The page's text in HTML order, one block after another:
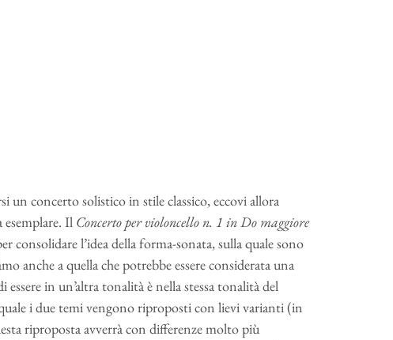
un concerto solistico in stile classico, eccovi allora
esemplare. Il Concerto per violoncello n. 1 in Do maggiore
l’idea della forma-sonata, sulla quale sono
anche a quella che potrebbe essere considerata una
in un’altra tonalità è nella stessa tonalità del
i due temi vengono riproposti con lievi varianti (in
riproposta avverrà con differenze molto più